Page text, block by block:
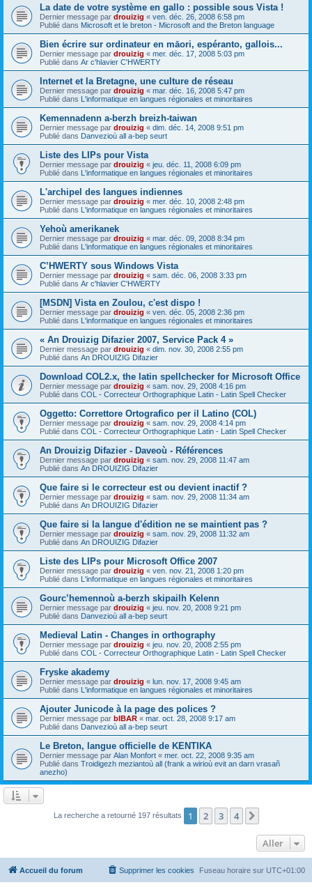
La date de votre système en gallo : possible sous Vista !
Dernier message par drouizig « ven. déc. 26, 2008 6:58 pm
Publié dans Microsoft et le breton - Microsoft and the Breton language
Bien écrire sur ordinateur en māori, espéranto, gallois...
Dernier message par drouizig « mer. déc. 17, 2008 5:03 pm
Publié dans Ar c'hlavier C'HWERTY
Internet et la Bretagne, une culture de réseau
Dernier message par drouizig « mar. déc. 16, 2008 5:47 pm
Publié dans L'informatique en langues régionales et minoritaires
Kemennadenn a-berzh breizh-taiwan
Dernier message par drouizig « dim. déc. 14, 2008 9:51 pm
Publié dans Danvezioù all a-bep seurt
Liste des LIPs pour Vista
Dernier message par drouizig « jeu. déc. 11, 2008 6:09 pm
Publié dans L'informatique en langues régionales et minoritaires
L'archipel des langues indiennes
Dernier message par drouizig « mer. déc. 10, 2008 2:48 pm
Publié dans L'informatique en langues régionales et minoritaires
Yehoù amerikanek
Dernier message par drouizig « mar. déc. 09, 2008 8:34 pm
Publié dans L'informatique en langues régionales et minoritaires
C’HWERTY sous Windows Vista
Dernier message par drouizig « sam. déc. 06, 2008 3:33 pm
Publié dans Ar c'hlavier C'HWERTY
[MSDN] Vista en Zoulou, c'est dispo !
Dernier message par drouizig « ven. déc. 05, 2008 2:36 pm
Publié dans L'informatique en langues régionales et minoritaires
« An Drouizig Difazier 2007, Service Pack 4 »
Dernier message par drouizig « dim. nov. 30, 2008 2:55 pm
Publié dans An DROUIZIG Difazier
Download COL2.x, the latin spellchecker for Microsoft Office
Dernier message par drouizig « sam. nov. 29, 2008 4:16 pm
Publié dans COL - Correcteur Orthographique Latin - Latin Spell Checker
Oggetto: Correttore Ortografico per il Latino (COL)
Dernier message par drouizig « sam. nov. 29, 2008 4:14 pm
Publié dans COL - Correcteur Orthographique Latin - Latin Spell Checker
An Drouizig Difazier - Daveoù - Références
Dernier message par drouizig « sam. nov. 29, 2008 11:47 am
Publié dans An DROUIZIG Difazier
Que faire si le correcteur est ou devient inactif ?
Dernier message par drouizig « sam. nov. 29, 2008 11:34 am
Publié dans An DROUIZIG Difazier
Que faire si la langue d'édition ne se maintient pas ?
Dernier message par drouizig « sam. nov. 29, 2008 11:32 am
Publié dans An DROUIZIG Difazier
Liste des LIPs pour Microsoft Office 2007
Dernier message par drouizig « ven. nov. 21, 2008 1:20 pm
Publié dans L'informatique en langues régionales et minoritaires
Gourc’hemennoù a-berzh skipailh Kelenn
Dernier message par drouizig « jeu. nov. 20, 2008 9:21 pm
Publié dans Danvezioù all a-bep seurt
Medieval Latin - Changes in orthography
Dernier message par drouizig « jeu. nov. 20, 2008 2:55 pm
Publié dans COL - Correcteur Orthographique Latin - Latin Spell Checker
Fryske akademy
Dernier message par drouizig « lun. nov. 17, 2008 9:45 am
Publié dans L'informatique en langues régionales et minoritaires
Ajouter Junicode à la page des polices ?
Dernier message par bIBAR « mar. oct. 28, 2008 9:17 am
Publié dans Danvezioù all a-bep seurt
Le Breton, langue officielle de KENTIKA
Dernier message par Alan Monfort « mer. oct. 22, 2008 9:35 am
Publié dans Troidigezh meziantoù all (frank a wirioù evit an darn vrasañ
anezho)
La recherche a retourné 197 résultats 1 2 3 4
Aller
Accueil du forum Fuseau horaire sur UTC+01:00
Supprimer les cookies